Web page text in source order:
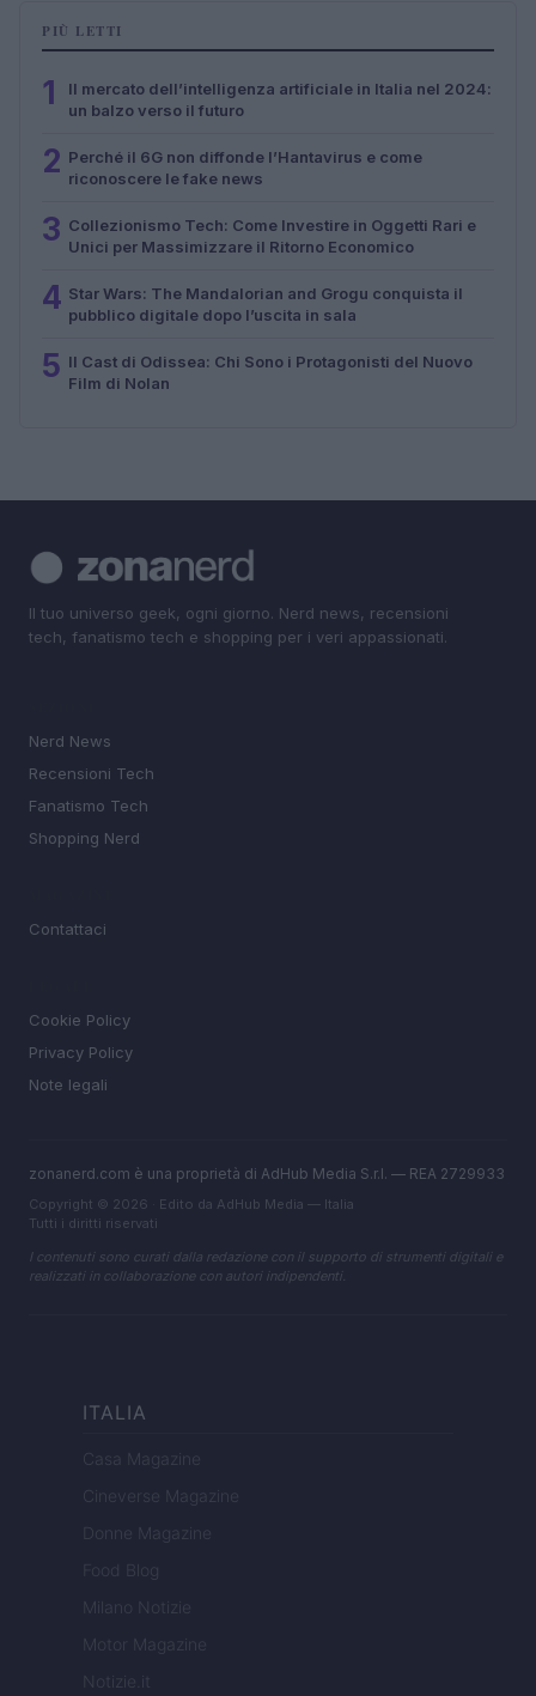
PIÙ LETTI
1
Il mercato dell’intelligenza artificiale in Italia nel 2024:
un balzo verso il futuro
2 Perché il 6G non diffonde l’Hantavirus e come
riconoscere le fake news
3 Collezionismo Tech: Come Investire in Oggetti Rari e
Unici per Massimizzare il Ritorno Economico
4 Star Wars: The Mandalorian and Grogu conquista il
pubblico digitale dopo l’uscita in sala
5 Il Cast di Odissea: Chi Sono i Protagonisti del Nuovo
Film di Nolan
Il tuo universo geek, ogni giorno. Nerd news, recensioni
tech, fanatismo tech e shopping per i veri appassionati.
Nerd News
Recensioni Tech
Fanatismo Tech
Shopping Nerd
Contattaci
Cookie Policy
Privacy Policy
Note legali
zonanerd.com è una proprietà di AdHub Media S.r.l. — REA 2729933
Copyright © 2026 · Edito da AdHub Media — Italia
Tutti i diritti riservati
I contenuti sono curati dalla redazione con il supporto di strumenti digitali e
realizzati in collaborazione con autori indipendenti.
ITALIA
Casa Magazine
Cineverse Magazine
Donne Magazine
Food Blog
Milano Notizie
Motor Magazine
Notizie.it